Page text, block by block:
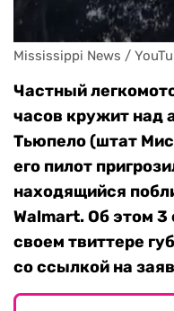
Частный
часов кружит над
Тьюпело (штат
его пилот
находящийся
Walmart. Об этом
своем твиттере
со ссылкой на